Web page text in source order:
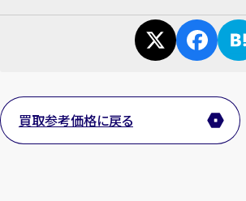
分！今すぐ査定金額を
まずはお電話で無料査定
【総合受付】24時間・年中
買取参考価格に戻る